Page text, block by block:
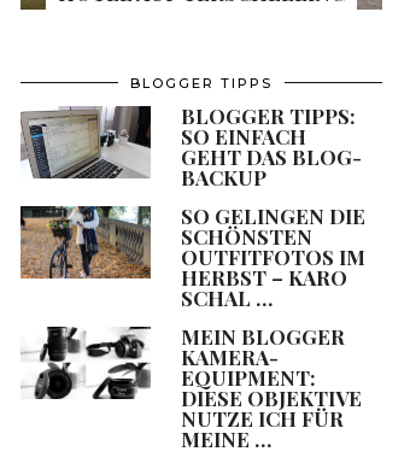
BLOGGER TIPPS
BLOGGER TIPPS:
SO EINFACH
GEHT DAS BLOG-
BACKUP
SO GELINGEN DIE
SCHÖNSTEN
OUTFITFOTOS IM
HERBST – KARO
SCHAL …
MEIN BLOGGER
KAMERA-
EQUIPMENT:
DIESE OBJEKTIVE
NUTZE ICH FÜR
MEINE …